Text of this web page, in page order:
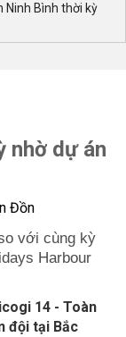
Ninh Bình thời kỳ
nhờ dự án
với cùng kỳ
Harbour
14 - Toàn
đội tại Bắc